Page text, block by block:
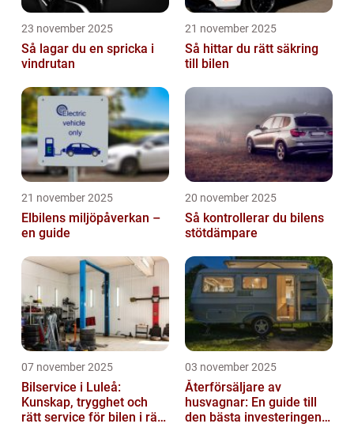
23 november 2025
Så lagar du en spricka i
vindrutan
21 november 2025
Så hittar du rätt säkring
till bilen
21 november 2025
Elbilens miljöpåverkan –
en guide
20 november 2025
Så kontrollerar du bilens
stötdämpare
07 november 2025
Bilservice i Luleå:
Kunskap, trygghet och
rätt service för bilen i rätt
03 november 2025
Återförsäljare av
husvagnar: En guide till
den bästa investeringen